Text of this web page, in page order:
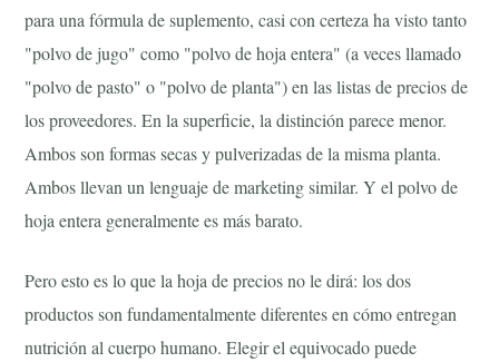
para una fórmula de suplemento, casi con certeza ha visto tanto
"polvo de jugo" como "polvo de hoja entera" (a veces llamado
"polvo de pasto" o "polvo de planta") en las listas de precios de
los proveedores. En la superficie, la distinción parece menor.
Ambos son formas secas y pulverizadas de la misma planta.
Ambos llevan un lenguaje de marketing similar. Y el polvo de
hoja entera generalmente es más barato.
Pero esto es lo que la hoja de precios no le dirá: los dos
productos son fundamentalmente diferentes en cómo entregan
nutrición al cuerpo humano. Elegir el equivocado puede